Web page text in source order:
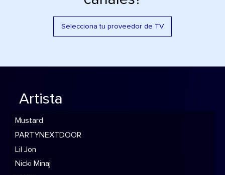
Selecciona tu proveedor de TV
Artista
Mustard
PARTYNEXTDOOR
Lil Jon
Nicki Minaj